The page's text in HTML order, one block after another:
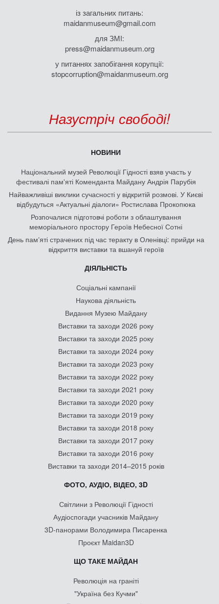
із загальних питань:
maidanmuseum@gmail.com
для ЗМІ:
press@maidanmuseum.org
у питаннях запобігання корупції:
stopcorruption@maidanmuseum.org
Назустріч свободі!
НОВИНИ
Національний музей Революції Гідності взяв участь у
фестивалі пам'яті Коменданта Майдану Андрія Парубія
Найважливіші виклики сучасності у відкритій розмові. У Києві
відбудуться «Актуальні діалоги» Ростислава Прокопюка
Розпочалися підготовчі роботи з облаштування
меморіального простору Героїв Небесної Сотні
День памʼяті страчених під час теракту в Оленівці: прийди на
відкриття виставки та вшануй героїв
ДІЯЛЬНІСТЬ
Соціальні кампанії
Наукова діяльність
Видання Музею Майдану
Виставки та заходи 2026 року
Виставки та заходи 2025 року
Виставки та заходи 2024 року
Виставки та заходи 2023 року
Виставки та заходи 2022 року
Виставки та заходи 2021 року
Виставки та заходи 2020 року
Виставки та заходи 2019 року
Виставки та заходи 2018 року
Виставки та заходи 2017 року
Виставки та заходи 2016 року
Виставки та заходи 2014–2015 років
ФОТО, АУДІО, ВІДЕО, 3D
Світлини з Революції Гідності
Аудіоспогади учасників Майдану
3D-панорами Володимира Писаренка
Проєкт Maidan3D
ЩО ТАКЕ МАЙДАН
Революція на граніті
"Україна без Кучми"